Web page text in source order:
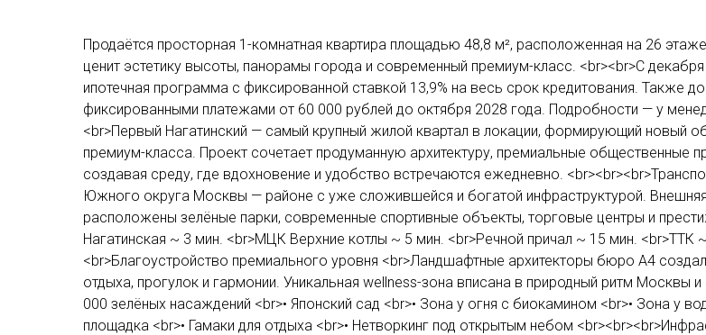
Продаётся просторная 1-комнатная квартира площадью 48,8 м², расположенная на 26
ценит эстетику высоты, панорамы города и современный премиум-класс. <br><br>С
ипотечная программа с фиксированной ставкой 13,9% на весь срок кредитования. Также
фиксированными платежами от 60 000 рублей до октября 2028 года. Подробности — у
<br>Первый Нагатинский — самый крупный жилой квартал в локации, формирующий новый
премиум-класса. Проект сочетает продуманную архитектуру, премиальные общественные
создавая среду, где вдохновение и удобство встречаются ежедневно.
Южного округа Москвы — районе с уже сложившейся и богатой инфраструктурой.
расположены зелёные парки, современные спортивные объекты, торговые центры и
Нагатинская ~ 3 мин. <br>МЦК Верхние котлы ~ 5 мин. <br>Речной причал ~ 15 мин.
<br>Благоустройство премиального уровня <br>Ландшафтные архитекторы бюро А4
отдыха, прогулок и гармонии. Уникальная wellness-зона вписана в природный ритм Москвы
000 зелёных насаждений <br>• Японский сад <br>• Зона у огня с биокамином <br>• Зона у
площадка <br>• Гамаки для отдыха <br>• Нетворкинг под открытым небом